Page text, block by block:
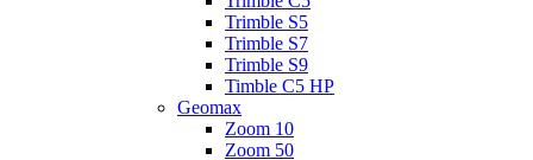
Trimble S5
Trimble S7
Trimble S9
Timble C5 HP
Geomax
Zoom 10
Zoom 50